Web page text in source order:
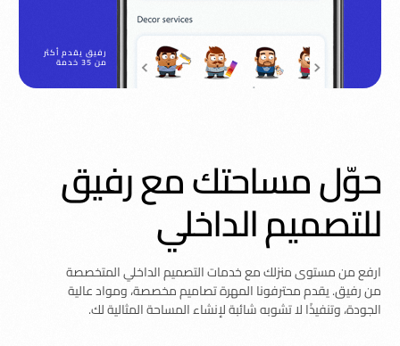
رفيق يقدم أكثر
من 35 خدمة
حوّل مساحتك مع رفيق
للتصميم الداخلي
ارفع من مستوى منزلك مع خدمات التصميم الداخلي المتخصصة
من رفيق. يقدم محترفونا المهرة تصاميم مخصصة، ومواد عالية
الجودة، وتنفيذًا لا تشوبه شائبة لإنشاء المساحة المثالية لك.